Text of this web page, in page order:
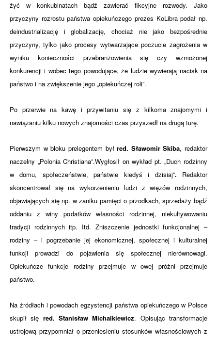
żyć w konkubinatach bądź zawierać fikcyjne rozwody. Jako
przyczyny rozrostu państwa opiekuńczego prezes KoLibra podał np.
deindustrializację i globalizację, chociaż nie jako bezpośrednie
przyczyny, tylko jako procesy wytwarzające poczucie zagrożenia w
wyniku konieczności przebranżowienia się czy wzmożonej
konkurencji i wobec tego powodujące, że ludzie wywierają nacisk na
państwo i na zwiększenie jego „opiekuńczej roli”.
Po przerwie na kawę i przywitaniu się z kilkoma znajomymi i
nawiązaniu kilku nowych znajomości czas przyszedł na drugą turę.
Pierwszym w bloku prelegentem byłred. Sławomir Skiba, redaktor
naczelny „Polonia Christiana”.Wygłosił on wykład pt. „Duch rodzinny
w domu, społeczeństwie, państwie kiedyś i dzisiaj”. Redaktor
skoncentrował się na wykorzenieniu ludzi z więzów rodzinnych,
objawiających się np. w zaniku pamięci o przodkach, sprzedaży bądź
oddaniu z winy podatków własności rodzinnej, niekultywowaniu
tradycji rodzinnych itp. Itd. Zniszczenie jednostki funkcjonalnej –
rodziny – i pogrzebanie jej ekonomicznej, społecznej i kulturalnej
funkcji prowadzi do pojawienia się społecznej nierównowagi.
Opiekuńcze funkcje rodziny przejmuje w owej próżni przejmuje
państwo.
Na źródłach i powodach egzystencji państwa opiekuńczego w Polsce
skupił się red. Stanisław Michalkiewicz. Opisując transformacje
ustrojową przypomniał o przeniesieniu stosunków własnościowych z